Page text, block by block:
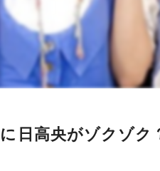
高央がゾクゾク